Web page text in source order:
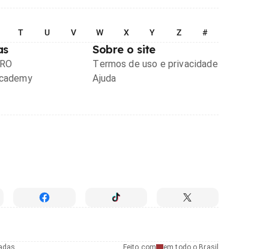
T U V W X Y Z #
Sobre o site
Termos de uso e privacidade
Ajuda
Feito com em todo o Brasil